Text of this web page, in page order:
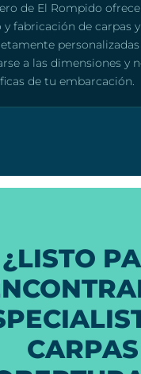
de El Rompido
y fabricación de carpas
personalizadas
a las dimensiones y
de tu embarcación.
¿LISTO